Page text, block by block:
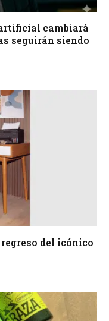
cambiará
seguirán siendo
del icónico